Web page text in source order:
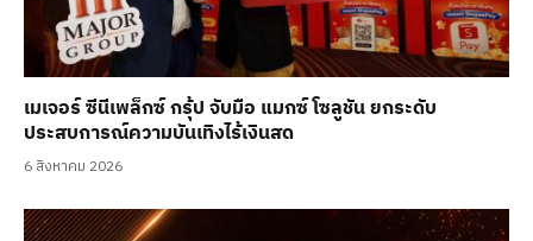
เมเจอร์ ซีนีเพล็กซ์ กรุ้ป จับมือ แมกซ์ โซลูชัน ยกระดับ
ประสบการณ์ความบันเทิงไร้เงินสด
6 สิงหาคม 2026